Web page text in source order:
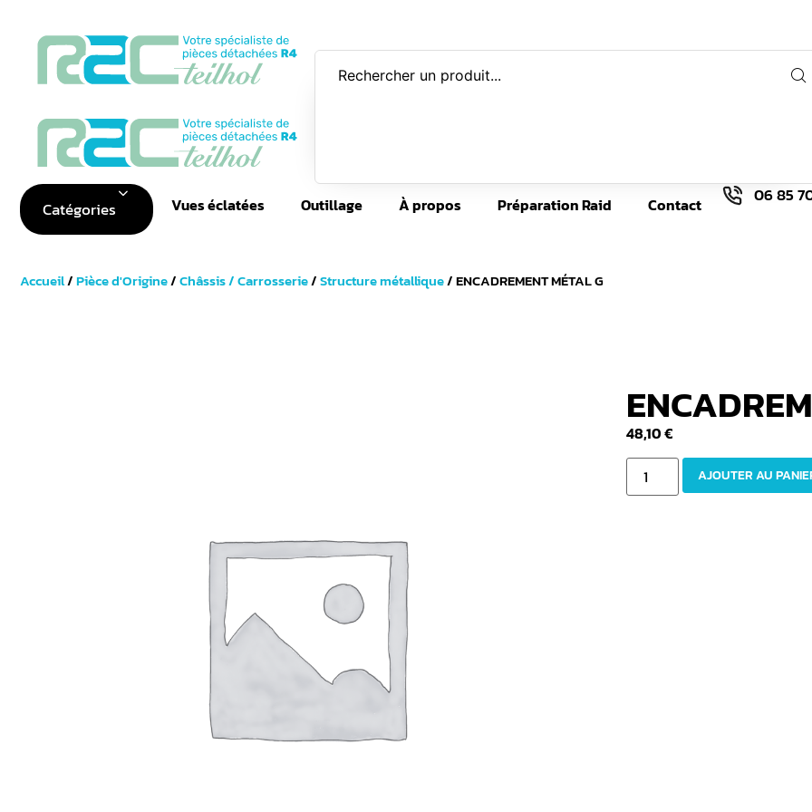
Catégories Vues éclatées Outillage À propos Préparation Raid Contact 06 85
Accueil/Pièce d'Origine/Châssis / Carrosserie/Structure métallique/ ENCADREMENT MÉTAL G
48,10€
AJOUTER AU